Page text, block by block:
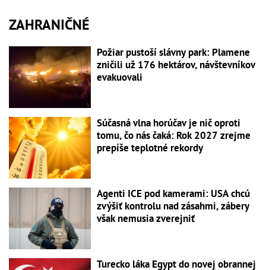
ZAHRANIČNÉ
Požiar pustoší slávny park: Plamene
zničili už 176 hektárov, návštevníkov
evakuovali
Súčasná vlna horúčav je nič oproti
tomu, čo nás čaká: Rok 2027 zrejme
prepíše teplotné rekordy
Agenti ICE pod kamerami: USA chcú
zvýšiť kontrolu nad zásahmi, zábery
však nemusia zverejniť
Turecko láka Egypt do novej obrannej